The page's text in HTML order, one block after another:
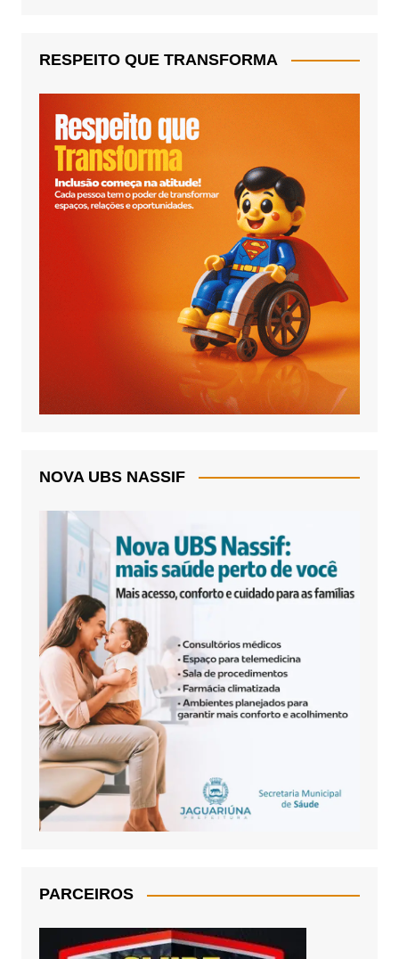
RESPEITO QUE TRANSFORMA
NOVA UBS NASSIF
PARCEIROS